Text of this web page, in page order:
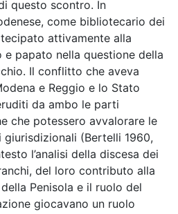
questo scontro. In
come bibliotecario dei
attivamente alla
papato nella questione della
Il conflitto che aveva
e Reggio e lo Stato
da ambo le parti
che potessero avvalorare le
(Bertelli 1960,
l’analisi della discesa dei
del loro contributo alla
Penisola e il ruolo del
giocavano un ruolo